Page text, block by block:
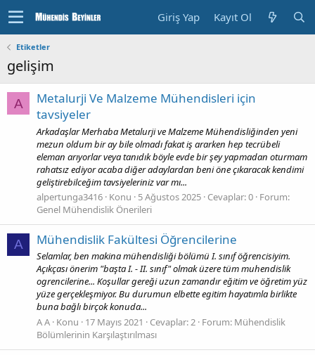
Giriş Yap Kayıt Ol
Etiketler
gelişim
A
Metalurji Ve Malzeme Mühendisleri için
tavsiyeler
Arkadaşlar Merhaba Metalurji ve Malzeme Mühendisliğinden yeni
mezun oldum bir ay bile olmadı fakat iş ararken hep tecrübeli
eleman arıyorlar veya tanıdık böyle evde bir şey yapmadan oturmam
rahatsız ediyor acaba diğer adaylardan beni öne çıkaracak kendimi
geliştirebilceğim tavsiyeleriniz var mı...
alpertunga3416 Konu 5 Ağustos 2025 Cevaplar: 0 Forum:
Genel Mühendislik Önerileri
A Mühendislik Fakültesi Öğrencilerine
Selamlar, ben makina mühendisliği bölümü I. sınıf öğrencisiyim.
Açıkçası önerim "başta I. - II. sınıf" olmak üzere tüm muhendislik
ogrencilerine... Koşullar gereği uzun zamandır eğitim ve öğretim yüz
yüze gerçekleşmiyor. Bu durumun elbette egitim hayatımla birlikte
buna bağlı birçok konuda...
A A Konu 17 Mayıs 2021 Cevaplar: 2 Forum: Mühendislik
Bölümlerinin Karşılaştırılması